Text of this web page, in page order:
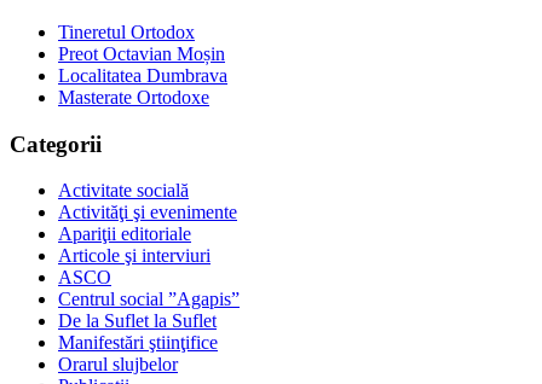
Tineretul Ortodox
Preot Octavian Moșin
Localitatea Dumbrava
Masterate Ortodoxe
Categorii
Activitate socială
Activităţi şi evenimente
Apariţii editoriale
Articole şi interviuri
ASCO
Centrul social ”Agapis”
De la Suflet la Suflet
Manifestări ştiinţifice
Orarul slujbelor